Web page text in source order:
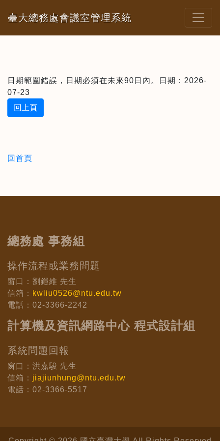
臺大總務處會議室管理系統
日期範圍錯誤，日期必須在未來90日內。日期：2026-
07-23
回上頁
回首頁
總務處 事務組
操作流程或業務問題
窗口：劉鎧維 先生
信箱： kwliu0526@ntu.edu.tw
電話：02-3366-2242
計算機及資訊網路中心 程式設計組
系統問題回報
窗口：洪嘉駿 先生
信箱： jiajiunhung@ntu.edu.tw
電話：02-3366-5517